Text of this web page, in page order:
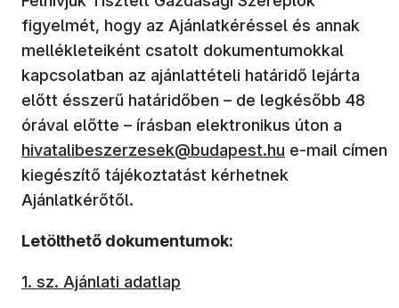
figyelmét, hogy az Ajánlatkéréssel és annak
mellékleteiként csatolt dokumentumokkal
kapcsolatban az ajánlattételi határidő lejárta
előtt ésszerű határidőben – de legkésőbb 48
órával előtte – írásban elektronikus úton a
hivatalibeszerzesek@budapest.hu e-mail címen
kiegészítő tájékoztatást kérhetnek
Ajánlatkérőtől.
Letölthető dokumentumok:
1. sz. Ajánlati adatlap